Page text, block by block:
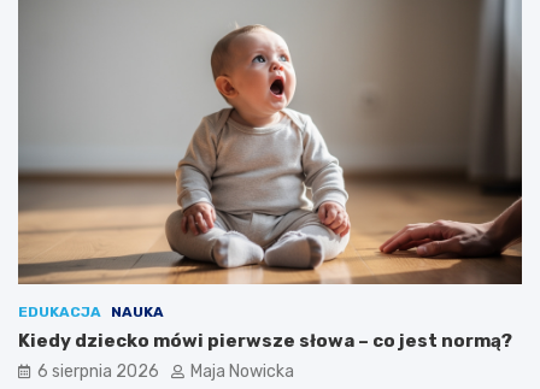
EDUKACJA NAUKA
Kiedy dziecko mówi pierwsze słowa – co jest normą?
6 sierpnia 2026 Maja Nowicka